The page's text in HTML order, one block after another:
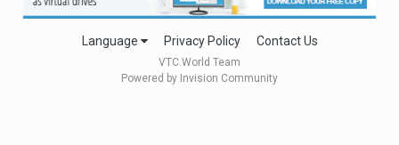
Language Privacy Policy Contact Us
VTC.World Team
Powered by Invision Community